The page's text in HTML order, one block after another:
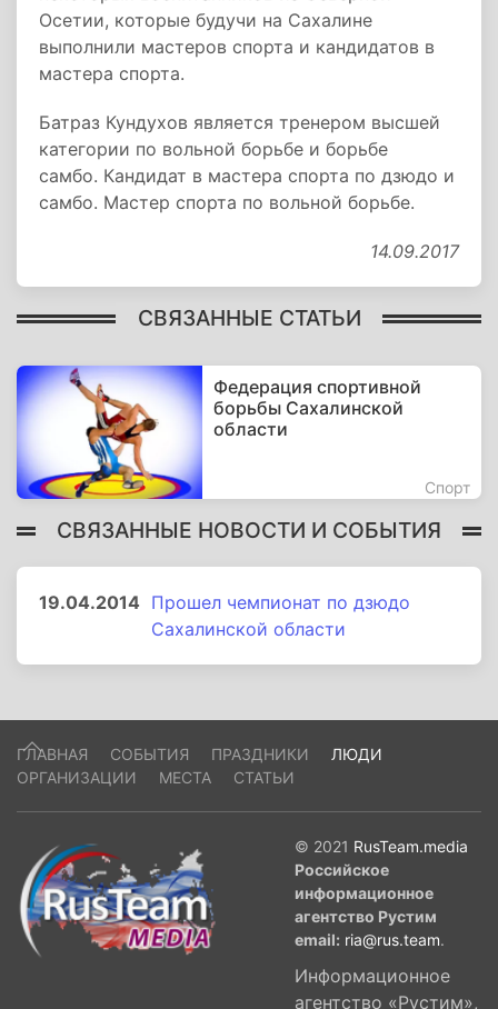
Осетии, которые будучи на Сахалине
выполнили мастеров спорта и кандидатов в
мастера спорта.
Батраз Кундухов является тренером высшей
категории по вольной борьбе и борьбе
самбо. Кандидат в мастера спорта по дзюдо и
самбо. Мастер спорта по вольной борьбе.
14.09.2017
СВЯЗАННЫЕ СТАТЬИ
Федерация спортивной
борьбы Сахалинской
области
Спорт
СВЯЗАННЫЕ НОВОСТИ И СОБЫТИЯ
19.04.2014 Прошел чемпионат по дзюдо
Сахалинской области
ГЛАВНАЯ СОБЫТИЯ ПРАЗДНИКИ
ЛЮДИ
ОРГАНИЗАЦИИ
МЕСТА СТАТЬИ
© 2021 RusTeam.media
Российское
информационное
агентство Рустим
email: ria@rus.team.
Информационное
агентство «Рустим»,